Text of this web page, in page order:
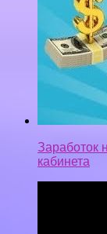
Заработок
кабинета